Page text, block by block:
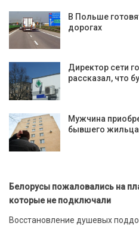
В Польше
дорогах
Директор сети
рассказал, что
Мужчина
бывшего
Белорусы пожаловались на
которые не подключали
Восстановление душевых